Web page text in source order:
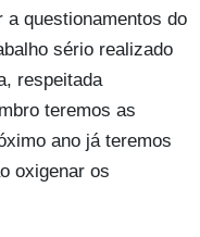
a questionamentos do
sério realizado
respeitada
teremos as
ano já teremos
oxigenar os